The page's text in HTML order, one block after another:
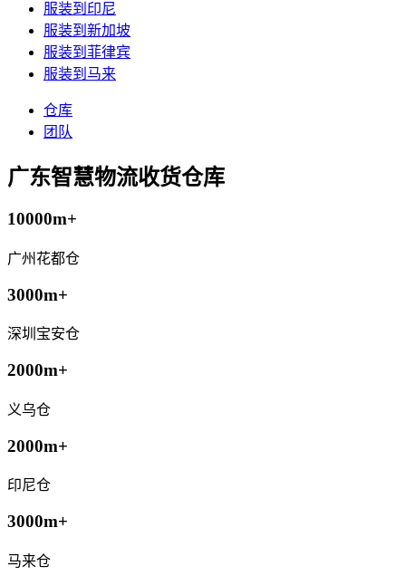
服装到印尼
服装到新加坡
服装到菲律宾
服装到马来
仓库
团队
广东智慧物流收货仓库
10000m+
广州花都仓
3000m+
深圳宝安仓
2000m+
义乌仓
2000m+
印尼仓
3000m+
马来仓